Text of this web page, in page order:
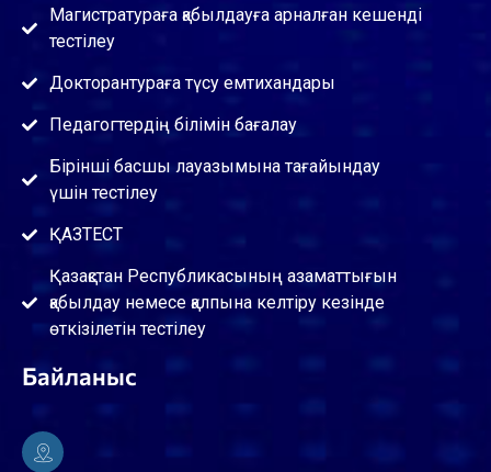
Магистратураға қабылдауға арналған кешенді
тестілеу
Докторантураға түсу емтихандары
Педагогтердің білімін бағалау
Бірінші басшы лауазымына тағайындау
үшін тестілеу
ҚАЗТЕСТ
Қазақстан Республикасының азаматтығын
қабылдау немесе қалпына келтіру кезінде
өткізілетін тестілеу
Байланыс